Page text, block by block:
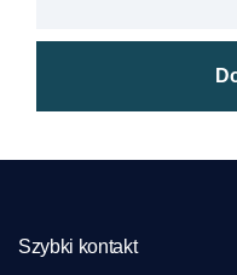
Szybki kontakt